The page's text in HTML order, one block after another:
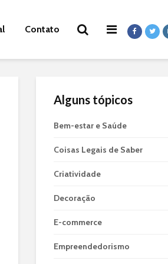
Contato
Alguns tópicos
Bem-estar e Saúde
Coisas Legais de Saber
Criatividade
Decoração
E-commerce
Empreendedorismo